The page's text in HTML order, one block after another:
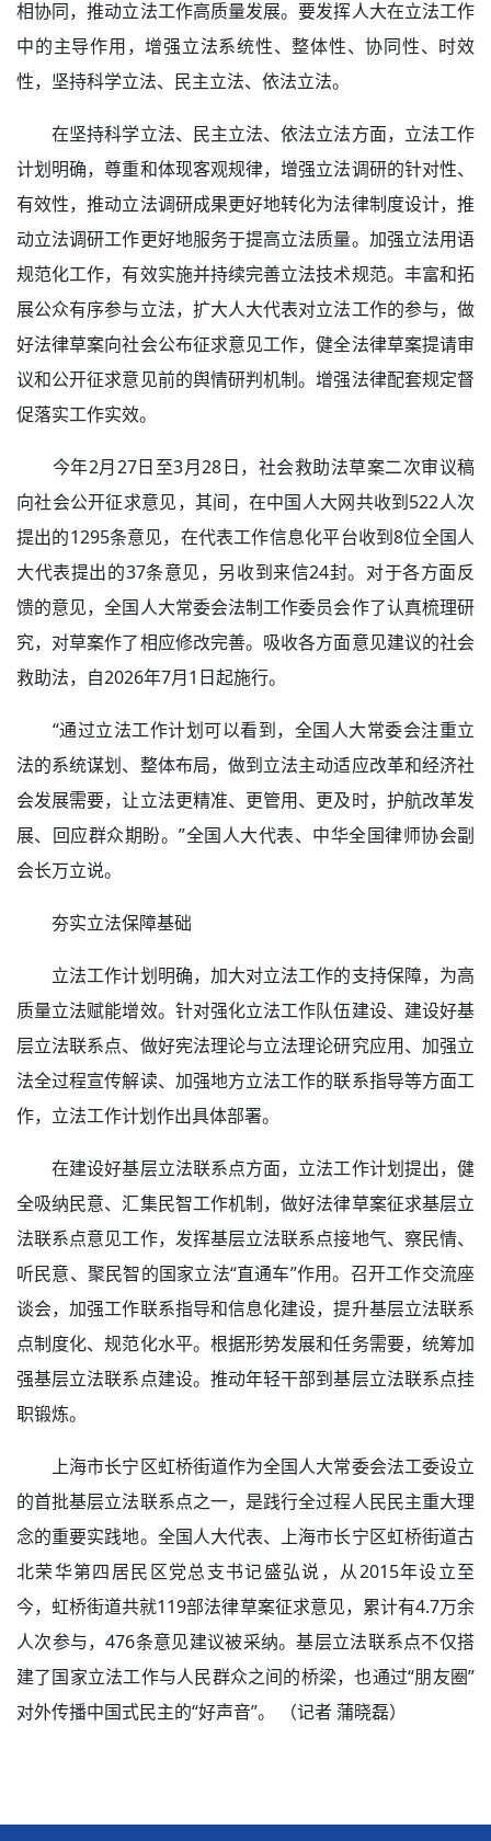
相协同，推动立法工作高质量发展。要发挥人大在立法工作
中的主导作用，增强立法系统性、整体性、协同性、时效
性，坚持科学立法、民主立法、依法立法。
在坚持科学立法、民主立法、依法立法方面，立法工作
计划明确，尊重和体现客观规律，增强立法调研的针对性、
有效性，推动立法调研成果更好地转化为法律制度设计，推
动立法调研工作更好地服务于提高立法质量。加强立法用语
规范化工作，有效实施并持续完善立法技术规范。丰富和拓
展公众有序参与立法，扩大人大代表对立法工作的参与，做
好法律草案向社会公布征求意见工作，健全法律草案提请审
议和公开征求意见前的舆情研判机制。增强法律配套规定督
促落实工作实效。
今年2月27日至3月28日，社会救助法草案二次审议稿
向社会公开征求意见，其间，在中国人大网共收到522人次
提出的1295条意见，在代表工作信息化平台收到8位全国人
大代表提出的37条意见，另收到来信24封。对于各方面反
馈的意见，全国人大常委会法制工作委员会作了认真梳理研
究，对草案作了相应修改完善。吸收各方面意见建议的社会
救助法，自2026年7月1日起施行。
“通过立法工作计划可以看到，全国人大常委会注重立
法的系统谋划、整体布局，做到立法主动适应改革和经济社
会发展需要，让立法更精准、更管用、更及时，护航改革发
展、回应群众期盼。”全国人大代表、中华全国律师协会副
会长万立说。
夯实立法保障基础
立法工作计划明确，加大对立法工作的支持保障，为高
质量立法赋能增效。针对强化立法工作队伍建设、建设好基
层立法联系点、做好宪法理论与立法理论研究应用、加强立
法全过程宣传解读、加强地方立法工作的联系指导等方面工
作，立法工作计划作出具体部署。
在建设好基层立法联系点方面，立法工作计划提出，健
全吸纳民意、汇集民智工作机制，做好法律草案征求基层立
法联系点意见工作，发挥基层立法联系点接地气、察民情、
听民意、聚民智的国家立法“直通车”作用。召开工作交流座
谈会，加强工作联系指导和信息化建设，提升基层立法联系
点制度化、规范化水平。根据形势发展和任务需要，统筹加
强基层立法联系点建设。推动年轻干部到基层立法联系点挂
职锻炼。
上海市长宁区虹桥街道作为全国人大常委会法工委设立
的首批基层立法联系点之一，是践行全过程人民民主重大理
念的重要实践地。全国人大代表、上海市长宁区虹桥街道古
北荣华第四居民区党总支书记盛弘说，从2015年设立至
今，虹桥街道共就119部法律草案征求意见，累计有4.7万余
人次参与，476条意见建议被采纳。基层立法联系点不仅搭
建了国家立法工作与人民群众之间的桥梁，也通过“朋友圈”
对外传播中国式民主的“好声音”。 （记者 蒲晓磊）